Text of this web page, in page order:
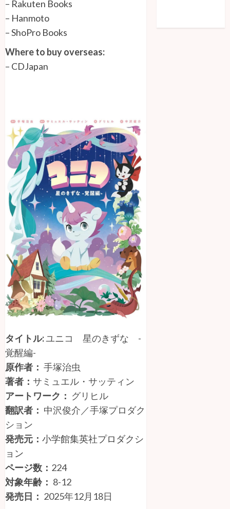
– Rakuten Books
– Hanmoto
–ShoPro Books
Where to buy overseas:
– CDJapan
タイトル:ユニコ 星のきずな -
覚醒編-
原作者： 手塚治虫
著者： サミュエル・サッティン
アートワーク： グリヒル
翻訳者： 中沢俊介／手塚プロダク
ション
発売元 ： ⼩学館集英社プロダクシ
ョン
ページ数： 224
対象年齢： 8-12
発売日： 2025年12月18日